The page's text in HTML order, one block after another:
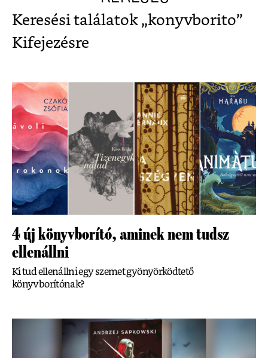
Keresési találatok „konyvborito”
Kifejezésre
4 új könyvborító, aminek nem tudsz
ellenállni
Ki tud ellenállni egy szemet gyönyörködtető
könyvborítónak?